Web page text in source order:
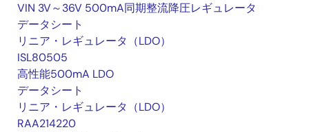
VIN 3V～36V 500mA同期整流降圧レギュレータ
データシート
リニア・レギュレータ（LDO）
ISL80505
高性能500mA LDO
データシート
リニア・レギュレータ（LDO）
RAA214220